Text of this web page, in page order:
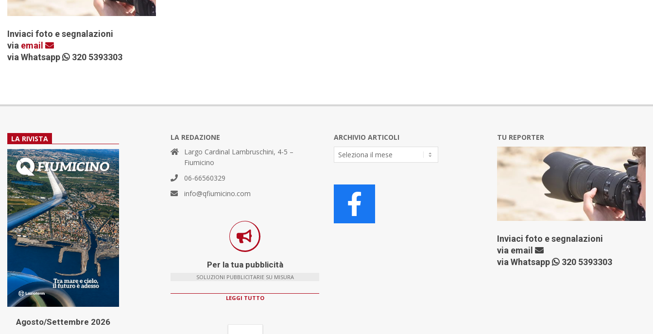
Inviaci foto e segnalazioni
via email
via Whatsapp
320 5393303
LA RIVISTA
Agosto/Settembre 2026
LA REDAZIONE
Largo Cardinal Lambruschini, 4-5 –
Fiumicino
06-66560329
info@qfiumicino.com
Per la tua pubblicità
SOLUZIONI PUBBLICITARIE SU MISURA
LEGGI TUTTO
ARCHIVIO ARTICOLI
Archivio
Articoli
TU REPORTER
Inviaci foto e segnalazioni
via email
via Whatsapp
320 5393303